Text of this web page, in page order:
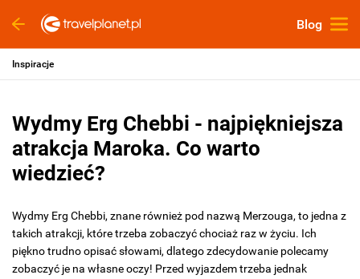
Blog
Inspiracje
Wydmy Erg Chebbi - najpiękniejsza
atrakcja Maroka. Co warto
wiedzieć?
Wydmy Erg Chebbi, znane również pod nazwą Merzouga, to jedna z
takich atrakcji, które trzeba zobaczyć chociaż raz w życiu. Ich
piękno trudno opisać słowami, dlatego zdecydowanie polecamy
zobaczyć je na własne oczy! Przed wyjazdem trzeba jednak